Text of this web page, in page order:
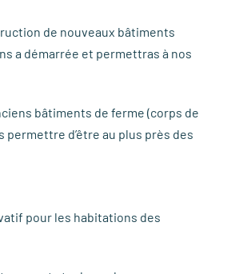
de nouveaux bâtiments
a démarrée et permettras à nos
bâtiments de ferme (corps de
d’être au plus près des
pour les habitations des